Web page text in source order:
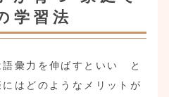
学習法
語彙力を伸ばすといい と
はどのようなメリットが